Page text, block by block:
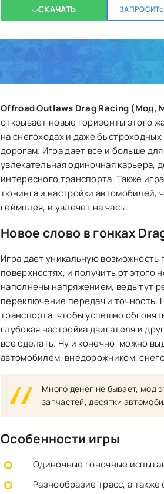
СКАЧАТЬ
Offroad Outlaws Drag Racing (Мод,
открывает новые горизонты этого
на снегоходах и даже
дорогам. Игра дает все и больше
увлекательная одиночная карьера,
интересного транспорта. Также
тюнинга и настройки автомобилей,
геймплея, и увлечет на часы.
Новое слово в гонках
Игра дает уникальную возможность
поверхностях, и получить от этого
наполнены напряжением, ведь тут
переключение передач и точность.
транспорта, чтобы успешно
глубокая настройка двигателя и
все сделать. Ну и конечно, можно
автомобилем, внедорожником,
Много денег не бывает, мод
запчастей, десятки
Особенности игры
Одиночные гоночные
Разнообразие трасс, а